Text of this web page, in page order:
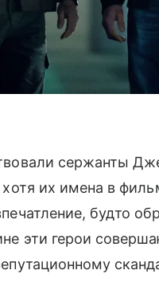
сержанты
их имена в
будто
эти герои